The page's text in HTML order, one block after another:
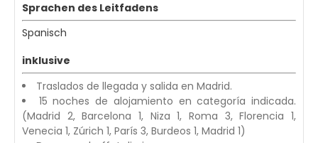
Sprachen des Leitfadens
Spanisch
inklusive
Traslados de llegada y salida en Madrid.
15 noches de alojamiento en categoría indicada.
(Madrid 2, Barcelona 1, Niza 1, Roma 3, Florencia 1,
Venecia 1, Zúrich 1, París 3, Burdeos 1, Madrid 1)